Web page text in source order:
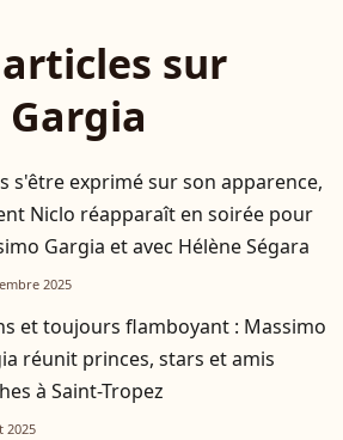
sur
s'être exprimé sur son apparence,
Niclo réapparaît en soirée pour
Gargia et avec Hélène Ségara
2025
et toujours flamboyant : Massimo
réunit princes, stars et amis
à Saint-Tropez
2025